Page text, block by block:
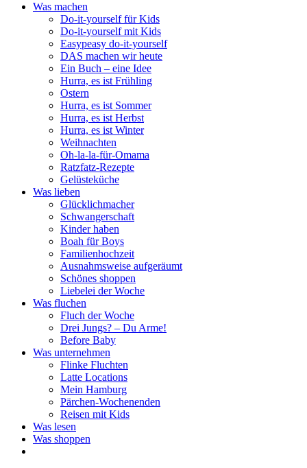
Was machen
Do-it-yourself für Kids
Do-it-yourself mit Kids
Easypeasy do-it-yourself
DAS machen wir heute
Ein Buch – eine Idee
Hurra, es ist Frühling
Ostern
Hurra, es ist Sommer
Hurra, es ist Herbst
Hurra, es ist Winter
Weihnachten
Oh-la-la-für-Omama
Ratzfatz-Rezepte
Gelüsteküche
Was lieben
Glücklichmacher
Schwangerschaft
Kinder haben
Boah für Boys
Familienhochzeit
Ausnahmsweise aufgeräumt
Schönes shoppen
Liebelei der Woche
Was fluchen
Fluch der Woche
Drei Jungs? – Du Arme!
Before Baby
Was unternehmen
Flinke Fluchten
Latte Locations
Mein Hamburg
Pärchen-Wochenenden
Reisen mit Kids
Was lesen
Was shoppen